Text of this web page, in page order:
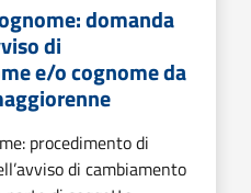
domanda
di
e/o cognome da
procedimento di
di cambiamento